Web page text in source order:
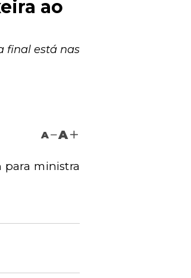
ao
final está nas
A A
para ministra